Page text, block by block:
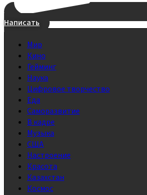
Написать
Мир
Кино
Гейминг
Наука
Цифровое творчество
Еда
Саморазвитие
В кадре
Музыка
США
Настроение
Красота
Казахстан
Космос